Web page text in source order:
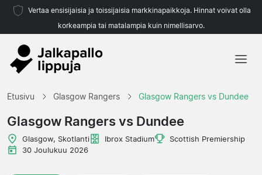
Vertaa ensisijaisia ja toissijaisia markkinapaikkoja. Hinnat voivat olla
korkeampia tai matalampia kuin nimellisarvo.
Etusivu Glasgow Rangers Glasgow Rangers vs Dundee
Glasgow Rangers vs Dundee
Glasgow, Skotlanti Ibrox Stadium
Scottish Premiership
30 Joulukuu 2026